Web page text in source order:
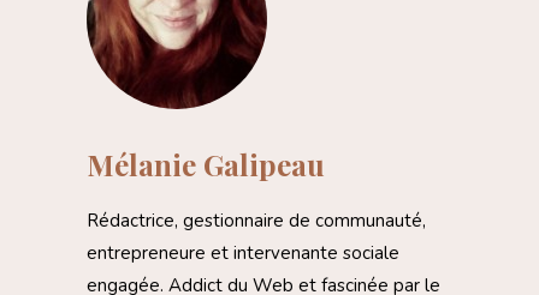
Mélanie Galipeau
Rédactrice, gestionnaire de communauté,
entrepreneure et intervenante sociale
engagée. Addict du Web et fascinée par le